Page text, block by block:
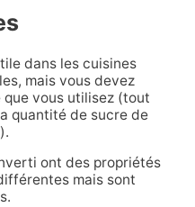
dans les cuisines
mais vous devez
vous utilisez (tout
quantité de sucre de
ont des propriétés
mais sont